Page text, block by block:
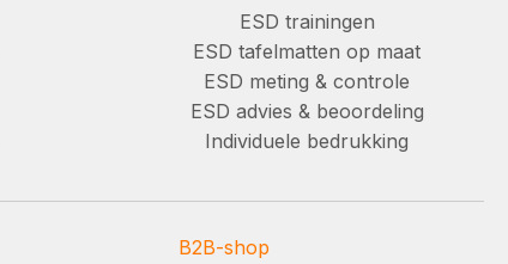
ESD trainingen
ESD tafelmatten op maat
ESD meting & controle
ESD advies & beoordeling
Individuele bedrukking
B2B-shop